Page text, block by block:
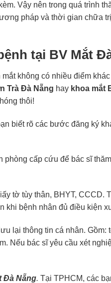
Vậy nên trong quá trình
pháp và thời gian chữa
tại BV Mắt
không có nhiều điểm
Trà Đà Nẵng hay khoa mắt
thôi!
biết rõ các bước đăng ký
cấp cứu để bác sĩ
tờ tùy thân, BHYT,
bệnh nhân đủ điều kiện
lại thông tin cá nhân. Gồm:
Nếu bác sĩ yêu cầu xét
Đà Nẵng. Tại TPHCM, các